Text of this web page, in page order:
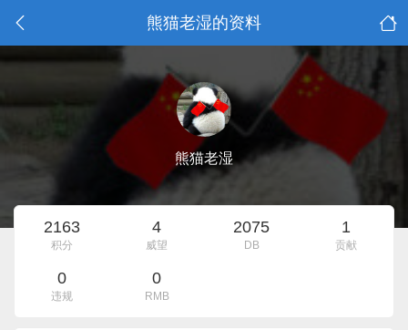
熊猫老湿的资料
熊猫老湿
2163
积分
4
威望
2075
DB
1
贡献
0
违规
0
RMB